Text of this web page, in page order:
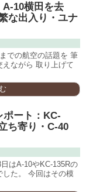
A-10横田を去
な出入り・ユナ
での航空の話題を 筆
ながら 取り上げて
ポート：KC-
ち寄り・C-40
はA-10やKC-135Rの
した。 今回はその模